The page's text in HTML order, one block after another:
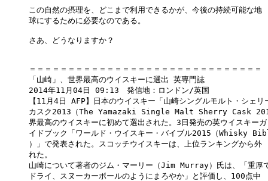
この自然の摂理を、どこまで利用できるかが、今後の持続可能な地
球にするために必要なのである。
さあ、どうなりますか？
＝＝＝＝＝＝＝＝＝＝＝＝＝＝＝＝＝＝＝＝＝＝＝＝＝＝＝＝＝＝
「山崎」、世界最高のウイスキーに選出 英専門誌
2014年11月04日 09:13　発信地：ロンドン/英国
【11月4日 AFP】日本のウイスキー「山崎シングルモルト・シェリ
カスク2013（The Yamazaki Single Malt Sherry Cask
界最高のウイスキーに初めて選出された。3日発売の英ウイスキーガ
イドブック「ワールド・ウイスキー・バイブル2015（Whisky
）」で発表された。スコッチウイスキーは、上位ランキングから外
れた。
山崎について著者のジム・マーリー（Jim Murray）氏は、「重厚
ドライ、スヌーカーボールのようにまろやか」と評価し、100点中